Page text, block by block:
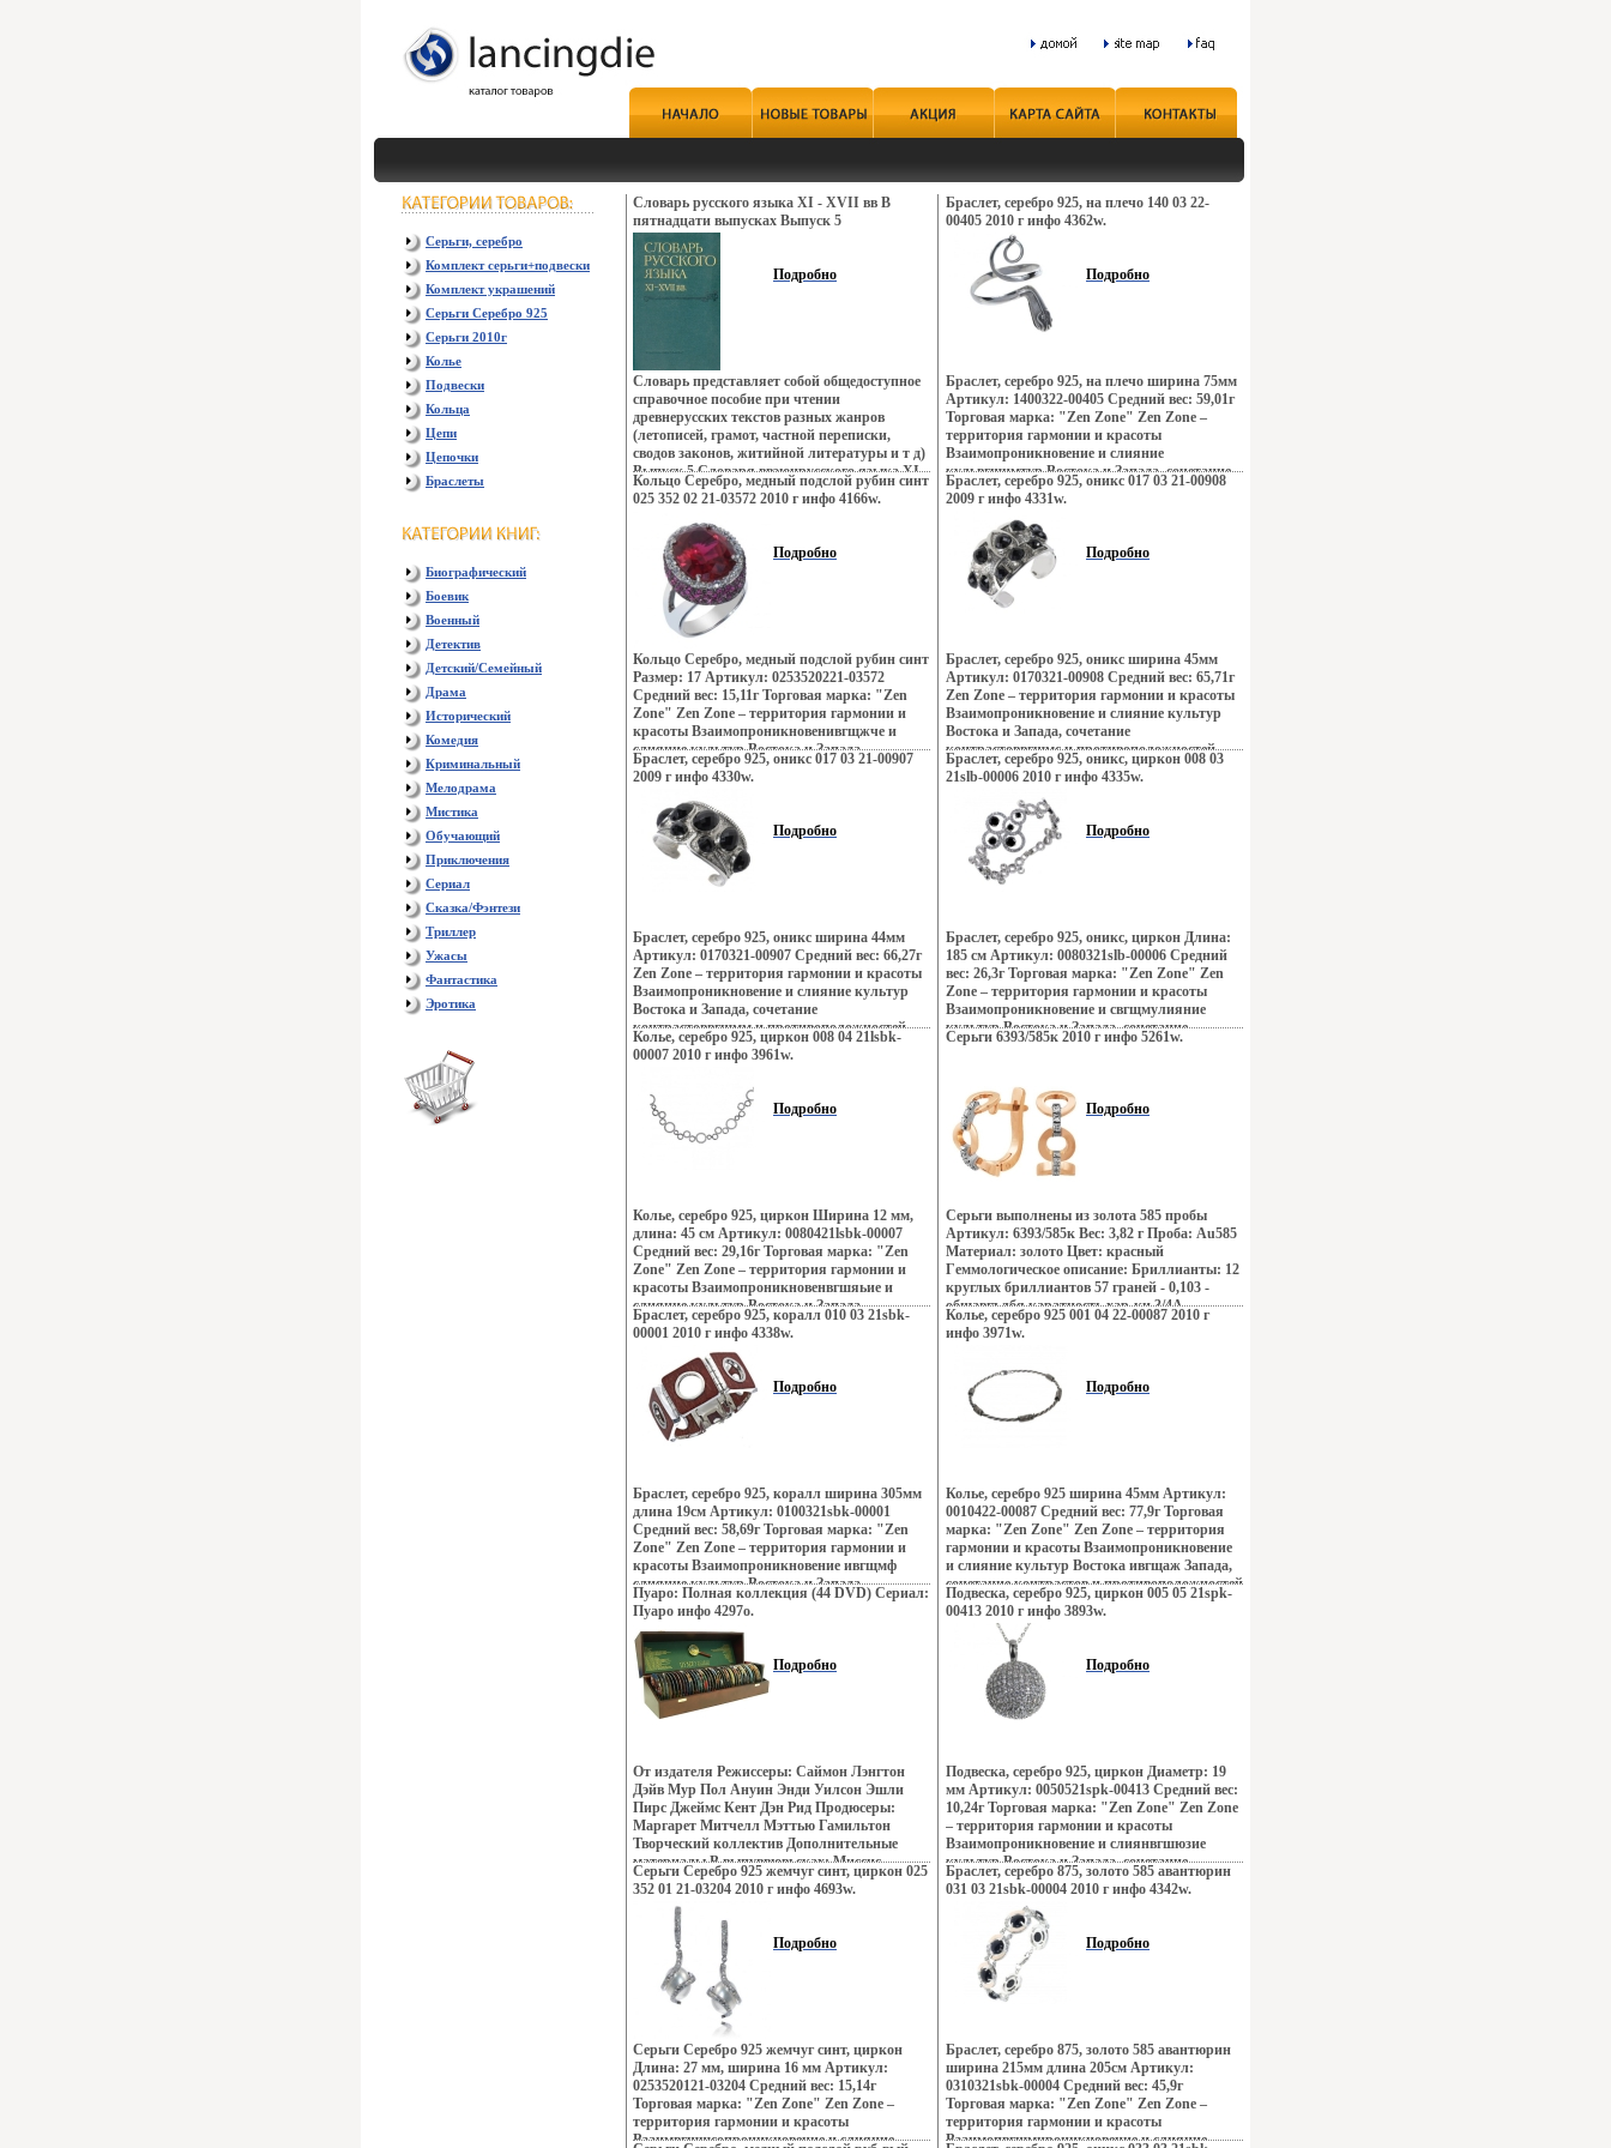
Серьги, серебро
Комплект серьги+подвески
Комплект украшений
Серьги Серебро 925
Серьги 2010г
Колье
Подвески
Кольца
Цепи
Цепочки
Браслеты
Биографический
Боевик
Военный
Детектив
Детский/Семейный
Драма
Исторический
Комедия
Криминальный
Мелодрама
Мистика
Обучающий
Приключения
Сериал
Сказка/Фэнтези
Триллер
Ужасы
Фантастика
Эротика
Словарь русского языка XI - XVII вв В
пятнадцати выпусках Выпуск 5
Букинистическое издание Сохранность:
Хорошая Издательство: Наука, 1978 г
Твердый переплет, 392 стр Тираж: 14000 экз
Формат: 70x108/16 (~170х262 мм) инфо 4722s.
Подробно
Словарь представляет собой общедоступное
справочное пособие при чтении
древнерусских текстов разных жанров
(летописей, грамот, частной переписки,
сводов законов, житийной литературы и т д)
Выпуск 5 Словаря ввэюнрусского языка XI -
XVII вв содержит 3881 словарных статей и
397 отсылочных слов Е - зинутие.
Кольцо Серебро, медный подслой рубин синт
025 352 02 21-03572 2010 г инфо 4166w.
Подробно
Кольцо Серебро, медный подслой рубин синт
Размер: 17 Артикул: 0253520221-03572
Средний вес: 15,11г Торговая марка: "Zen
Zone" Zen Zone – территория гармонии и
красоты Взаимопроникновенивгщжче и
слияние культур Востока и Запада,
сочетание контрастов и противоположностей
Настроения неонового Токио, обаяние
французских кофеин, безудержная роскошь
индийских дворцов, романтика коралловых
рифов и лазурных побережий Бали,
динамика моды и тенденций Милана – все
вошрюэто воплотилось в ювелирных
украшений, как деталей украшающих образ
Украшения Zen Zone дарят вам привилегию
избранных – подчеркивать, менять и
создавать свой неповторимый образ,
приобретая при этом заряд настроения и
уверенность в своем успехе.
Браслет, серебро 925, оникс 017 03 21-00907
2009 г инфо 4330w.
Подробно
Браслет, серебро 925, оникс ширина 44мм
Артикул: 0170321-00907 Средний вес: 66,27г
Zen Zone – территория гармонии и красоты
Взаимопроникновение и слияние культур
Востока и Запада, сочетание
контрастоввгщмм и противоположностей
Настроения неонового Токио, обаяние
французских кофеин, безудержная роскошь
рифов и лазурных побережий Бали,
динамика моды и тенденций Милана – все
это воплотилось в ювелирных шедеврах Zen
Украшения Zen Zone дарят вам привилегию
избранных – подчеркивать, менять и
создавать свой неповторимый образ,
приобретая при этом заряд настроения и
уверенность в своем успехе.
Колье, серебро 925, циркон 008 04 21lsbk-
00007 2010 г инфо 3961w.
Подробно
Колье, серебро 925, циркон Ширина 12 мм,
длина: 45 см Артикул: 0080421lsbk-00007
Средний вес: 29,16г Торговая марка: "Zen
Zone" Zen Zone – территория гармонии и
красоты Взаимопроникновенвгшяьие и
слияние культур Востока и Запада,
сочетание контрастов и противоположностей
Настроения неонового Токио, обаяние
французских кофеин, безудержная роскошь
индийских дворцов, романтика коралловых
рифов и лазурных побережий Бали,
динамика моды и тенденций Милана –
всевошйб это воплотилось в ювелирных
украшений, как деталей украшающих образ
Украшения Zen Zone дарят вам привилегию
избранных – подчеркивать, менять и
создавать свой неповторимый образ,
приобретая при этом заряд настроения и
уверенность в своем успехе.
Браслет, серебро 925, коралл 010 03 21sbk-
00001 2010 г инфо 4338w.
Подробно
Браслет, серебро 925, коралл ширина 305мм
длина 19см Артикул: 0100321sbk-00001
Средний вес: 58,69г Торговая марка: "Zen
Zone" Zen Zone – территория гармонии и
красоты Взаимопроникновение ивгщмф
слияние культур Востока и Запада,
сочетание контрастов и противоположностей
Настроения неонового Токио, обаяние
французских кофеин, безудержная роскошь
индийских дворцов, романтика коралловых
рифов и лазурных побережий Бали,
динамика моды и тенденций Милана – все
этовошцй воплотилось в ювелирных
украшений, как деталей украшающих образ
Украшения Zen Zone дарят вам привилегию
избранных – подчеркивать, менять и
создавать свой неповторимый образ,
приобретая при этом заряд настроения и
уверенность в своем успехе.
Пуаро: Полная коллекция (44 DVD) Сериал:
Пуаро инфо 4297o.
Подробно
От издателя Режиссеры: Саймон Лэнгтон
Дэйв Мур Пол Ануин Энди Уилсон Эшли
Пирс Джеймс Кент Дэн Рид Продюсеры:
Маргарет Митчелл Мэттью Гамильтон
Творческий коллектив Дополнительные
материалы В выпуввювьсках: Миссис
Макгинти мертва Сезон 11 Выпуск 1 / Кот
среди голубей Сезон 11 Выпуск 2 / Свидание
со смертью Сезон 11 Выпуск 3 / Третья
девушка Сезон 11 Выпуск 4 - Звуковая
дорожка: Русский Закадровый перевод Dolby
Digital 51 Английский Dolby Digital 51
Субтитрводъеы: Русский Кадры Режиссеры
(показать всех режиссеров) Саймон Лэнгтон
Simon Langton Родился 5 ноября 1941 года в
Эмершеме (графство Бэкингемшир) Сын
актера Дэвида Лэнгтона, игравшего в
семидесятые годы Ричарда Беллами в
телевизионном сериале "Вверх, вниз" На
протяжении вот уже нескольких
десятилетий, с середины шестидесятых
Серьги Серебро 925 жемчуг синт, циркон 025
352 01 21-03204 2010 г инфо 4693w.
Подробно
Серьги Серебро 925 жемчуг синт, циркон
Длина: 27 мм, ширина 16 мм Артикул:
0253520121-03204 Средний вес: 15,14г
Торговая марка: "Zen Zone" Zen Zone –
территория гармонии и красоты
Взаимвгщщсопроникновение и слияние
Браслет, серебро 925, на плечо 140 03 22-
00405 2010 г инфо 4362w.
Подробно
Браслет, серебро 925, на плечо ширина 75мм
Артикул: 1400322-00405 Средний вес: 59,01г
Торговая марка: "Zen Zone" Zen Zone –
территория гармонии и красоты
Взаимопроникновение и слияние
кульвгщнмтур Востока и Запада, сочетание
контрастов и противоположностей
Настроения неонового Токио, обаяние
французских кофеин, безудержная роскошь
индийских дворцов, романтика коралловых
рифов и лазурных побережий Бали,
динамика моды и тенденций Милана – все
это воплотилось вошцъв ювелирных
украшений, как деталей украшающих образ
Украшения Zen Zone дарят вам привилегию
избранных – подчеркивать, менять и
создавать свой неповторимый образ,
приобретая при этом заряд настроения и
уверенность в своем успехе.
Браслет, серебро 925, оникс 017 03 21-00908
2009 г инфо 4331w.
Подробно
Браслет, серебро 925, оникс ширина 45мм
Артикул: 0170321-00908 Средний вес: 65,71г
Zen Zone – территория гармонии и красоты
Взаимопроникновение и слияние культур
Востока и Запада, сочетание
контрастоввгщмс и противоположностей
Настроения неонового Токио, обаяние
французских кофеин, безудержная роскошь
индийских дворцов, романтика коралловых
рифов и лазурных побережий Бали,
динамика моды и тенденций Милана – все
это воплотилось в ювелирных шедеврах Zen
Zone Дизайнеры вошцбизменили
Украшения Zen Zone дарят вам привилегию
избранных – подчеркивать, менять и
создавать свой неповторимый образ,
приобретая при этом заряд настроения и
уверенность в своем успехе.
Браслет, серебро 925, оникс, циркон 008 03
21slb-00006 2010 г инфо 4335w.
Подробно
Браслет, серебро 925, оникс, циркон Длина:
185 см Артикул: 0080321slb-00006 Средний
вес: 26,3г Торговая марка: "Zen Zone" Zen
Zone – территория гармонии и красоты
Взаимопроникновение и свгщмулияние
культур Востока и Запада, сочетание
контрастов и противоположностей
индийских дворцов, романтика коралловых
рифов и лазурных побережий Бали,
динамика моды и тенденций Милана – все
это ввошцеоплотилось в ювелирных
шедеврах Zen Zone Дизайнеры изменили
украшений, как деталей украшающих образ
Украшения Zen Zone дарят вам привилегию
избранных – подчеркивать, менять и
создавать свой неповторимый образ,
приобретая при этом заряд настроения и
уверенность в своем успехе.
Серьги 6393/585к 2010 г инфо 5261w.
Подробно
Серьги выполнены из золота 585 пробы
Артикул: 6393/585к Вес: 3,82 г Проба: Au585
Материал: золото Цвет: красный
Гeммологическое описание: Бриллианты: 12
круглых бриллиантов 57 граней - 0,103 -
общавгълбя каратность хар-ки 3/4А.
Колье, серебро 925 001 04 22-00087 2010 г
инфо 3971w.
Подробно
Колье, серебро 925 ширина 45мм Артикул:
0010422-00087 Средний вес: 77,9г Торговая
марка: "Zen Zone" Zen Zone – территория
гармонии и красоты Взаимопроникновение
и слияние культур Востока ивгщаж Запада,
сочетание контрастов и противоположностей
Настроения неонового Токио, обаяние
французских кофеин, безудержная роскошь
индийских дворцов, романтика коралловых
рифов и лазурных побережий Бали,
динамика моды и тенденций Милана – все
это воплотилось в ювелирных
швошйседеврах Zen Zone Дизайнеры
Украшения Zen Zone дарят вам привилегию
избранных – подчеркивать, менять и
создавать свой неповторимый образ,
приобретая при этом заряд настроения и
уверенность в своем успехе.
Подвеска, серебро 925, циркон 005 05 21spk-
00413 2010 г инфо 3893w.
Подробно
Подвеска, серебро 925, циркон Диаметр: 19
мм Артикул: 0050521spk-00413 Средний вес:
10,24г Торговая марка: "Zen Zone" Zen Zone
– территория гармонии и красоты
Взаимопроникновение и слиянвгшюзие
культур Востока и Запада, сочетание
контрастов и противоположностей
Настроения неонового Токио, обаяние
французских кофеин, безудержная роскошь
индийских дворцов, романтика коралловых
рифов и лазурных побережий Бали,
динамика моды и тенденций Милана – все
это вопловошжутилось в ювелирных
шедеврах Zen Zone Дизайнеры изменили
украшений, как деталей украшающих образ
Украшения Zen Zone дарят вам привилегию
избранных – подчеркивать, менять и
создавать свой неповторимый образ,
приобретая при этом заряд настроения и
уверенность в своем успехе.
Браслет, серебро 875, золото 585 авантюрин
031 03 21sbk-00004 2010 г инфо 4342w.
Подробно
Браслет, серебро 875, золото 585 авантюрин
ширина 215мм длина 205см Артикул:
0310321sbk-00004 Средний вес: 45,9г
Торговая марка: "Zen Zone" Zen Zone –
территория гармонии и красоты
Взаимопвгщмцроникновение и слияние